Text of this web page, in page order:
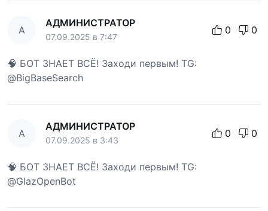
А
АДМИНИСТРАТОР
07.09.2025 в 7:47
0 0
🧠 БОТ ЗНАЕТ ВСЁ! Заходи первым! TG:
@BigBaseSearch
А
АДМИНИСТРАТОР
07.09.2025 в 3:43
0 0
🧠 БОТ ЗНАЕТ ВСЁ! Заходи первым! TG:
@GlazOpenBot